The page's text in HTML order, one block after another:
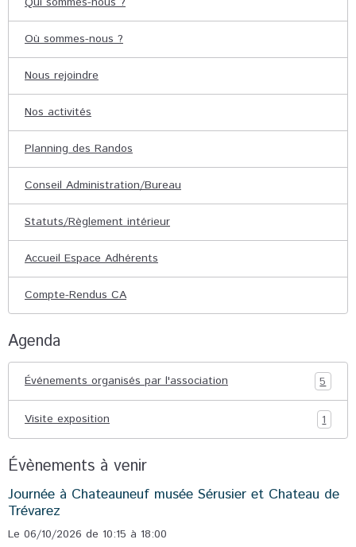
Où sommes-nous ?
Nous rejoindre
Nos activités
Planning des Randos
Conseil Administration/Bureau
Statuts/Règlement intérieur
Accueil Espace Adhérents
Compte-Rendus CA
Agenda
Événements organisés par l'association 5
Visite exposition 1
Évènements à venir
Journée à Chateauneuf musée Sérusier et Chateau de
Trévarez
Le 06/10/2026 de 10:15 à 18:00